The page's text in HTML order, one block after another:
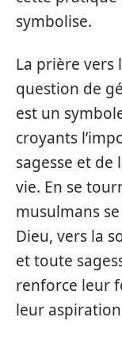
symbolise.
La prière vers
question de
est un
croyants
sagesse et
vie. En se
musulmans
Dieu, vers la
et toute
renforce leur
leur